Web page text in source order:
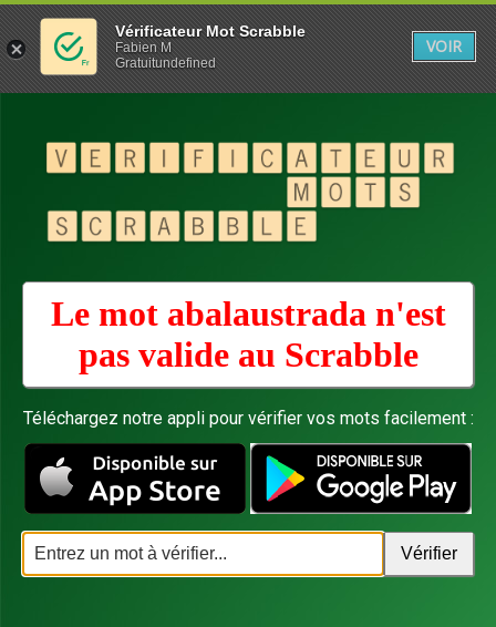
Le mot abalaustrada n'est
pas valide au Scrabble
Téléchargez notre appli pour vérifier vos mots facilement :
Vérificateur Mot Scrabble
Fabien M
Gratuitundefined
VOIR